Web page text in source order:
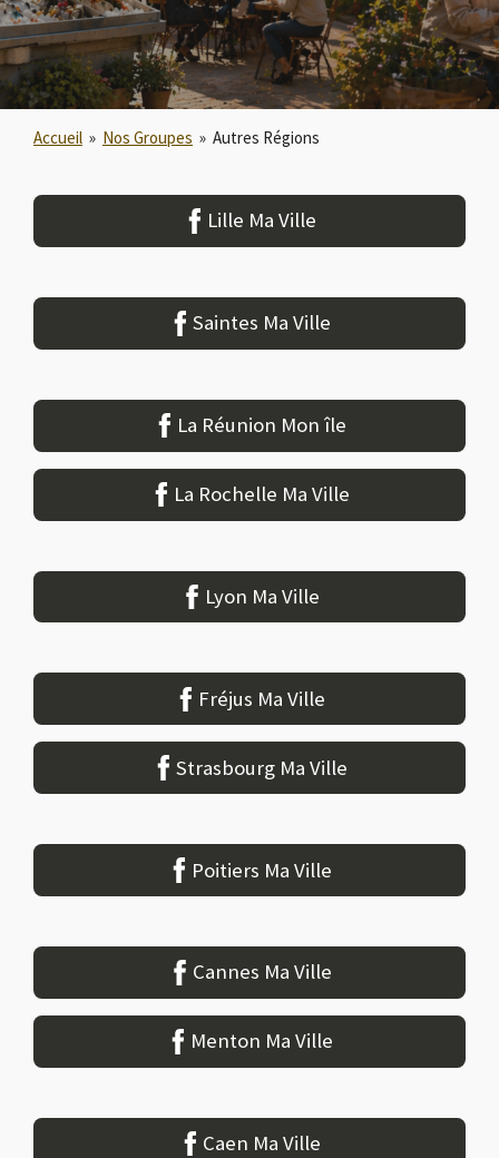
Accueil » Nos Groupes » Autres Régions
Lille Ma Ville
Saintes Ma Ville
La Réunion Mon île
La Rochelle Ma Ville
Lyon Ma Ville
Fréjus Ma Ville
Strasbourg Ma Ville
Poitiers Ma Ville
Cannes Ma Ville
Menton Ma Ville
Caen Ma Ville